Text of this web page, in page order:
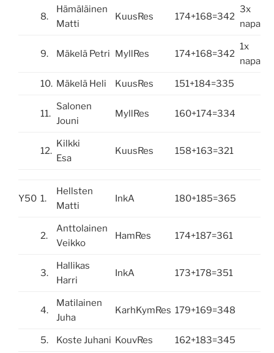
8.
Hämäläinen
Matti
KuusRes 174+168=342
3x
napa
9. Mäkelä Petri MyllRes 174+168=342
1x
napa
10. Mäkelä Heli KuusRes 151+184=335
11.
Salonen
Jouni
MyllRes 160+174=334
12.
Kilkki
Esa
KuusRes 158+163=321
Y50 1.
Hellsten
Matti
InkA 180+185=365
2.
Anttolainen
Veikko
HamRes 174+187=361
3.
Hallikas
Harri
InkA 173+178=351
4.
Matilainen
Juha
KarhKymRes 179+169=348
5. Koste Juhani KouvRes 162+183=345